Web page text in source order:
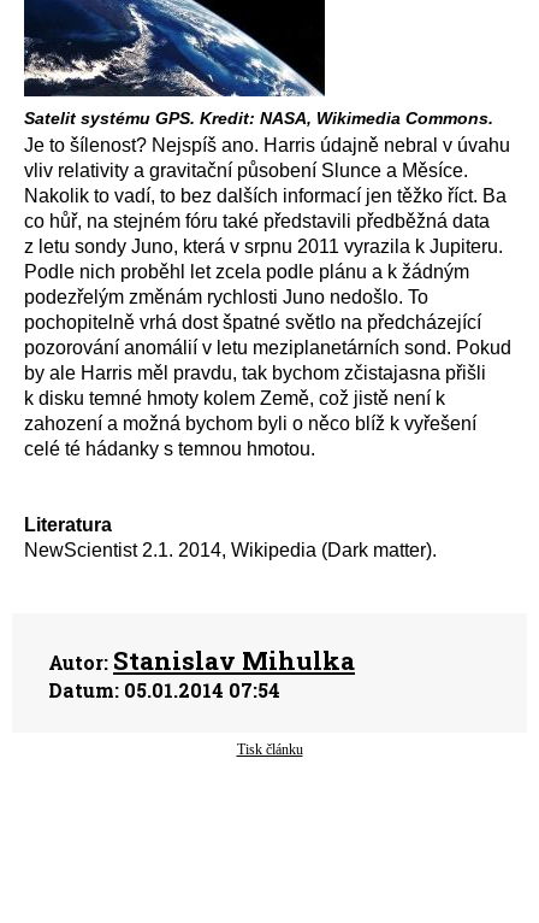
Satelit systému GPS. Kredit: NASA, Wikimedia Commons.
Je to šílenost? Nejspíš ano. Harris údajně nebral v úvahu
vliv relativity a gravitační působení Slunce a Měsíce.
Nakolik to vadí, to bez dalších informací jen těžko říct. Ba
co hůř, na stejném fóru také představili předběžná data
z letu sondy Juno, která v srpnu 2011 vyrazila k Jupiteru.
Podle nich proběhl let zcela podle plánu a k žádným
podezřelým změnám rychlosti Juno nedošlo. To
pochopitelně vrhá dost špatné světlo na předcházející
pozorování anomálií v letu meziplanetárních sond. Pokud
by ale Harris měl pravdu, tak bychom zčistajasna přišli
k disku temné hmoty kolem Země, což jistě není k
zahození a možná bychom byli o něco blíž k vyřešení
celé té hádanky s temnou hmotou.
Literatura
NewScientist 2.1. 2014, Wikipedia (Dark matter).
Autor: Stanislav Mihulka
Datum: 05.01.2014 07:54
Tisk článku